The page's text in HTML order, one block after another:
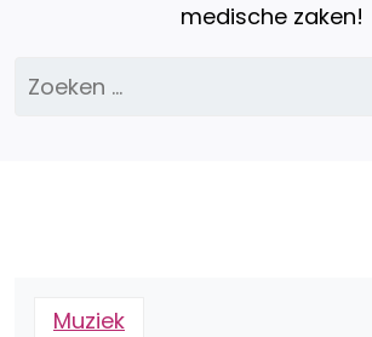
medische zaken!
Zoeken
naar:
Muziek